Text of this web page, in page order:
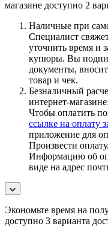
магазине доступно 2
Наличные при
Специалист
уточнить время и
купюры. Вы
документы,
товар и чек.
Безналичный
интернет-
Чтобы оплатить
ссылке на оплату
приложение для
Произвести
Информацию об
виде на адрес
Экономьте время на
доступно 3 варианта